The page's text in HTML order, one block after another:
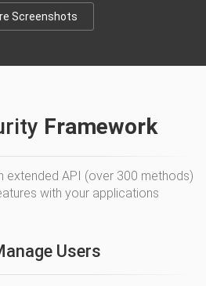
Screenshots
Framework
extended API (over 300 methods)
with your applications
Users